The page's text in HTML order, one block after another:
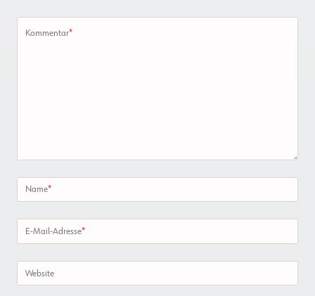
Kommentar*
Name*
E-Mail-Adresse*
Website